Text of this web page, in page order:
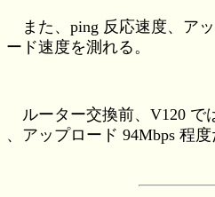
また、ping 反応速度、ア
ード速度を測れる。
ルーター交換前、V120 で
、アップロード 94Mbps 程度